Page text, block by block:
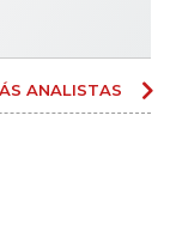
ANALISTAS